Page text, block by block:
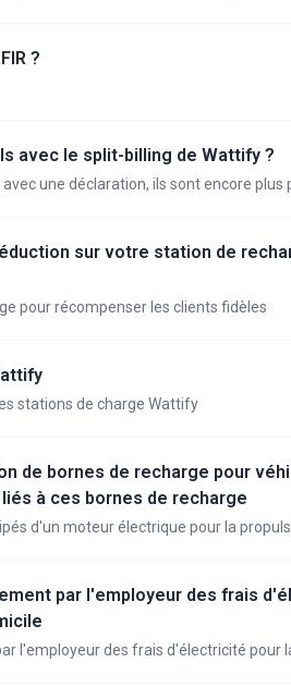
?
avec le split-billing de Wattify ?
une déclaration, ils sont encore plus
sur votre station de
pour récompenser les clients fidèles
stations de charge Wattify
de bornes de recharge pour
à ces bornes de recharge
d'un moteur électrique pour la
peuvent être alimentés en
la présente circulaire, la station de
en un raccordement électrique
de charge comprennent les stations de
par l'employeur des frais
l'employeur des frais d'électricité pour